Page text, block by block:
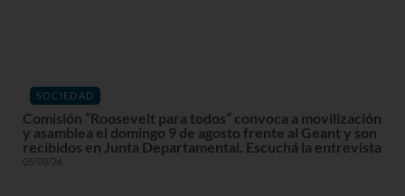
SOCIEDAD
Comisión “Roosevelt para todos” convoca a movilización
y asamblea el domingo 9 de agosto frente al Geant y son
recibidos en Junta Departamental. Escuchá la entrevista
05/08/26